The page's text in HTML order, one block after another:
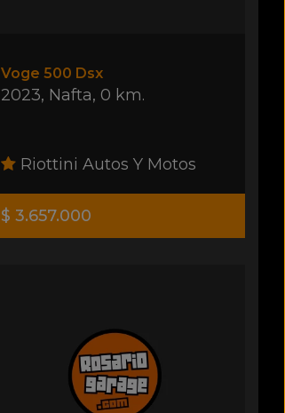
Voge 500 Dsx
2023, Nafta,0 km.
Riottini Autos Y Motos
$ 3.657.000